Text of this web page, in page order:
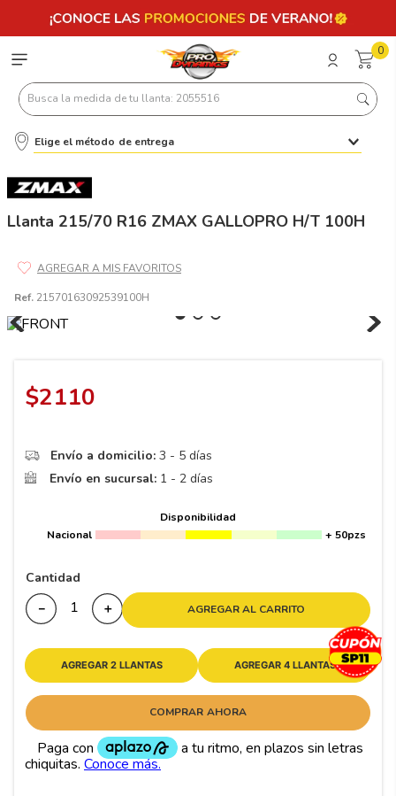
0
Busca la medida de tu llanta: 2055516
Elige el método de entrega
Llanta 215/70 R16 ZMAX GALLOPRO H/T 100H
Ref. 21570163092539100H
$2110
Envío a domicilio: 3 - 5 días
Envío en sucursal: 1 - 2 días
Disponibilidad
Nacional
+ 50pzs
Cantidad
＋
－ AGREGAR AL CARRITO
AGREGAR 2 LLANTAS AGREGAR 4 LLANTAS
COMPRAR AHORA
Términos más buscados
10.
265